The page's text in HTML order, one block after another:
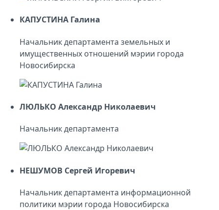
КАПУСТИНА Галина
Начальник департамента земельных и
имущественных отношений мэрии города
Новосибирска
ЛЮЛЬКО Александр Николаевич
Начальник департамента
НЕШУМОВ Сергей Игоревич
Начальник департамента информационной
политики мэрии города Новосибирска